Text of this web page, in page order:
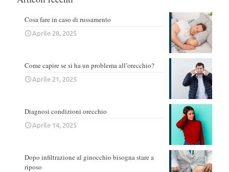
Cosa fare in caso di russamento
Aprile 28, 2025
Come capire se si ha un problema all’orecchio?
Aprile 21, 2025
Diagnosi condizioni orecchio
Aprile 14, 2025
Dopo infiltrazione al ginocchio bisogna stare a
riposo